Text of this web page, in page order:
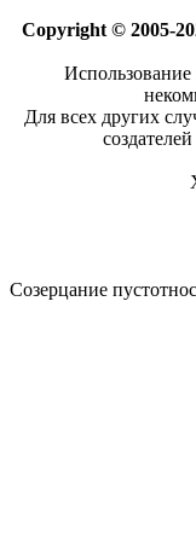
Copyright © 2005-
Использование
Для всех других
Созерцание